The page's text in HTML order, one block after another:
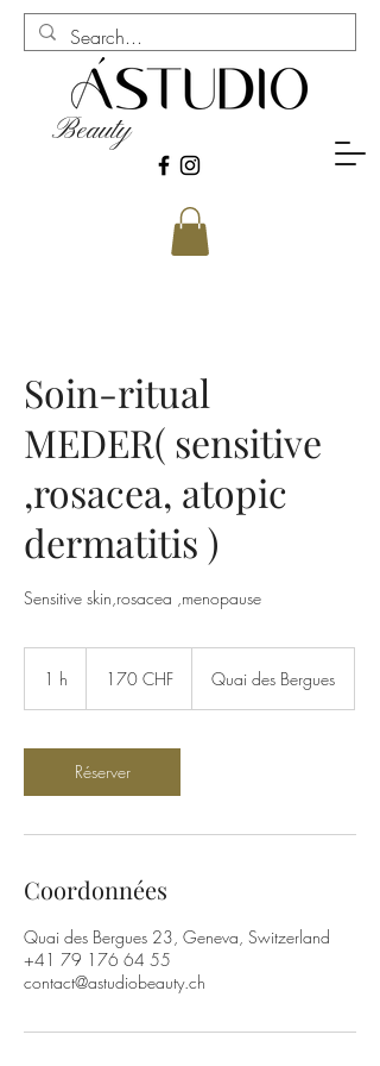
Beauty
Soin-ritual
MEDER( sensitive
,rosacea, atopic
dermatitis )
Sensitive skin,rosacea ,menopause
1 h
suisses170 CHF Quai des Bergues
Réserver
Coordonnées
Quai des Bergues 23, Geneva, Switzerland
+41 79 176 64 55
contact@astudiobeauty.ch